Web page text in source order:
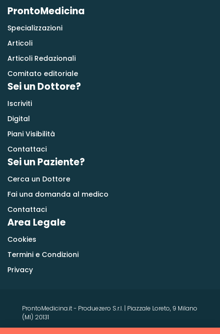
ProntoMedicina
Specializzazioni
Articoli
Articoli Redazionali
Comitato editoriale
Sei un Dottore?
Iscriviti
Digital
Piani Visibilità
Contattaci
Sei un Paziente?
Cerca un Dottore
Fai una domanda al medico
Contattaci
Area Legale
Cookies
Termini e Condizioni
Privacy
ProntoMedicina.it - Produezero S.r.l. | Piazzale Loreto, 9 Milano
(MI) 20131